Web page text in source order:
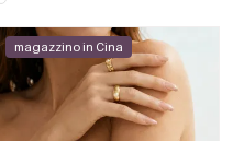
magazzino in Cina